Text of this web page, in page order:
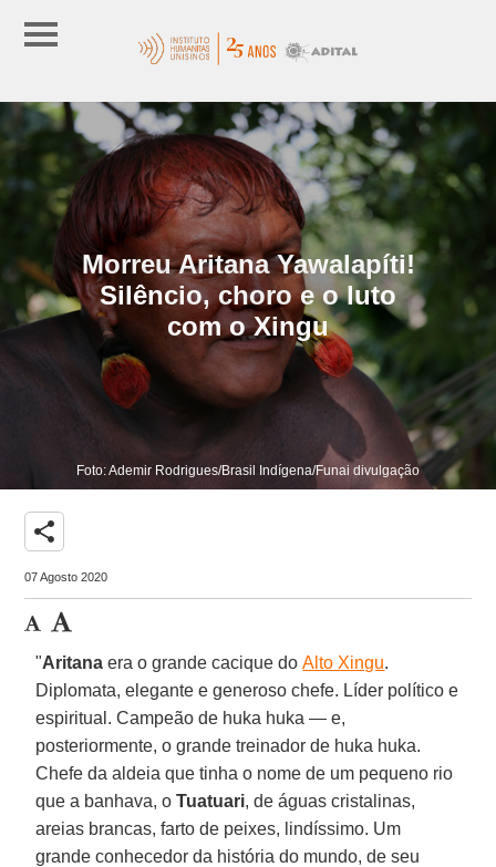
Morreu Aritana Yawalapíti!
Silêncio, choro e o luto
com o Xingu
Foto: Ademir Rodrigues/Brasil Indígena/Funai divulgação
share
07 Agosto 2020
"Aritana era o grande cacique doAlto Xingu.
Diplomata, elegante e generoso chefe. Líder político e
espiritual. Campeão de huka huka — e,
posteriormente, o grande treinador de huka huka.
Chefe da aldeia que tinha o nome de um pequeno rio
que a banhava, oTuatuari, de águas cristalinas,
areias brancas, farto de peixes, lindíssimo. Um
grande conhecedor da história do mundo, de seu